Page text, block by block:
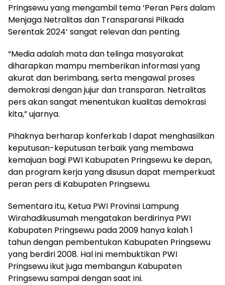
Pringsewu yang mengambil tema ‘Peran Pers dalam
Menjaga Netralitas dan Transparansi Pilkada
Serentak 2024’ sangat relevan dan penting.
“Media adalah mata dan telinga masyarakat
diharapkan mampu memberikan informasi yang
akurat dan berimbang, serta mengawal proses
demokrasi dengan jujur dan transparan. Netralitas
pers akan sangat menentukan kualitas demokrasi
kita,” ujarnya.
Pihaknya berharap konferkab l dapat menghasilkan
keputusan-keputusan terbaik yang membawa
kemajuan bagi PWI Kabupaten Pringsewu ke depan,
dan program kerja yang disusun dapat memperkuat
peran pers di Kabupaten Pringsewu.
Sementara itu, Ketua PWI Provinsi Lampung
Wirahadikusumah mengatakan berdirinya PWI
Kabupaten Pringsewu pada 2009 hanya kalah 1
tahun dengan pembentukan Kabupaten Pringsewu
yang berdiri 2008. Hal ini membuktikan PWI
Pringsewu ikut juga membangun Kabupaten
Pringsewu sampai dengan saat ini.